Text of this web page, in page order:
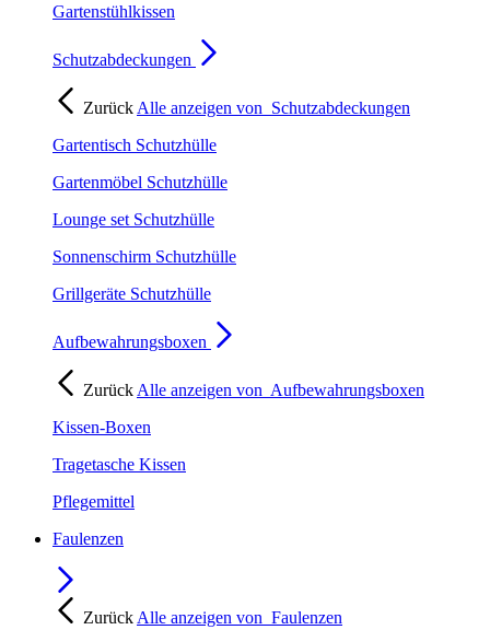
Gartenstühlkissen
Schutzabdeckungen
Zurück Alle anzeigen von Schutzabdeckungen
Gartentisch Schutzhülle
Gartenmöbel Schutzhülle
Lounge set Schutzhülle
Sonnenschirm Schutzhülle
Grillgeräte Schutzhülle
Aufbewahrungsboxen
Zurück Alle anzeigen von Aufbewahrungsboxen
Kissen-Boxen
Tragetasche Kissen
Pflegemittel
Faulenzen
Zurück Alle anzeigen von Faulenzen